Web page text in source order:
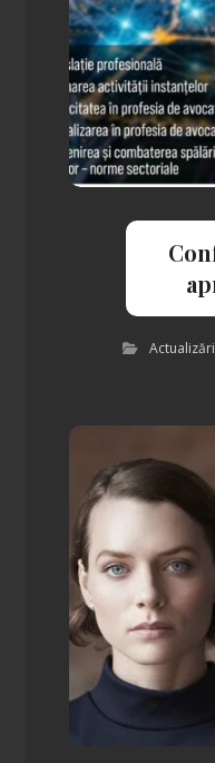
Actualizări